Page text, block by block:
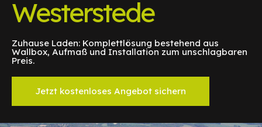
Westerstede
Zuhause Laden: Komplettlösung bestehend aus
Wallbox, Aufmaß und Installation zum unschlagbaren
Preis.
Jetzt kostenloses Angebot sichern